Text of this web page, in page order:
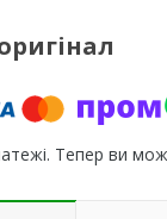
Тепер ви